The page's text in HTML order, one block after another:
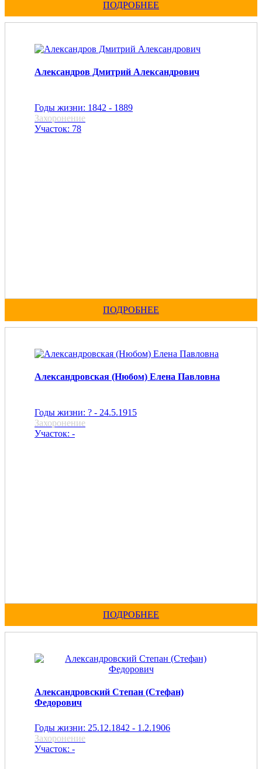
ПОДРОБНЕЕ
Александров Дмитрий Александрович
Годы жизни: 1842 - 1889
Захоронение
Участок: 78
ПОДРОБНЕЕ
Александровская (Нюбом) Елена Павловна
Годы жизни: ? - 24.5.1915
Захоронение
Участок: -
ПОДРОБНЕЕ
Александровский Степан (Стефан)
Федорович
Годы жизни: 25.12.1842 - 1.2.1906
Захоронение
Участок: -